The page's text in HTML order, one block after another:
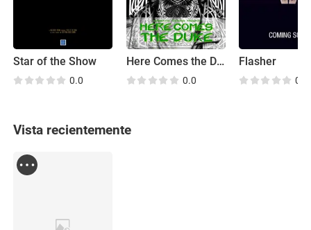
Star of the Show
0.0
Here Comes the Duke
0.0
Flasher
0.0
Vista recientemente